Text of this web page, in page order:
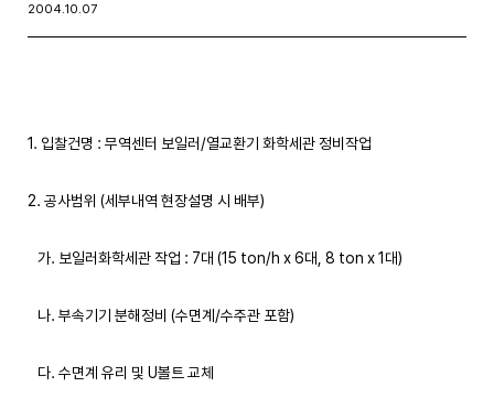
2004.10.07
1. 입찰건명 : 무역센터 보일러/열교환기 화학세관 정비작업
2. 공사범위 (세부내역 현장설명 시 배부)
   가. 보일러화학세관 작업 : 7대 (15 ton/h x 6대, 8 ton x 1대)
   나. 부속기기 분해정비 (수면계/수주관 포함)
   다. 수면계 유리 및 U볼트 교체